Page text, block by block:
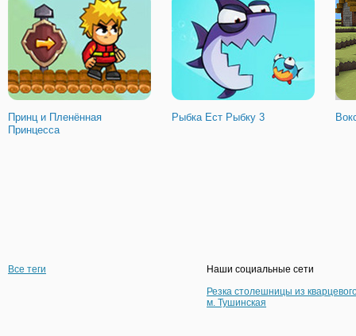
Принц и Пленённая
Принцесса
Рыбка Ест Рыбку 3
Все теги
Наши социальные сети
Резка столешницы из
м. Тушинская